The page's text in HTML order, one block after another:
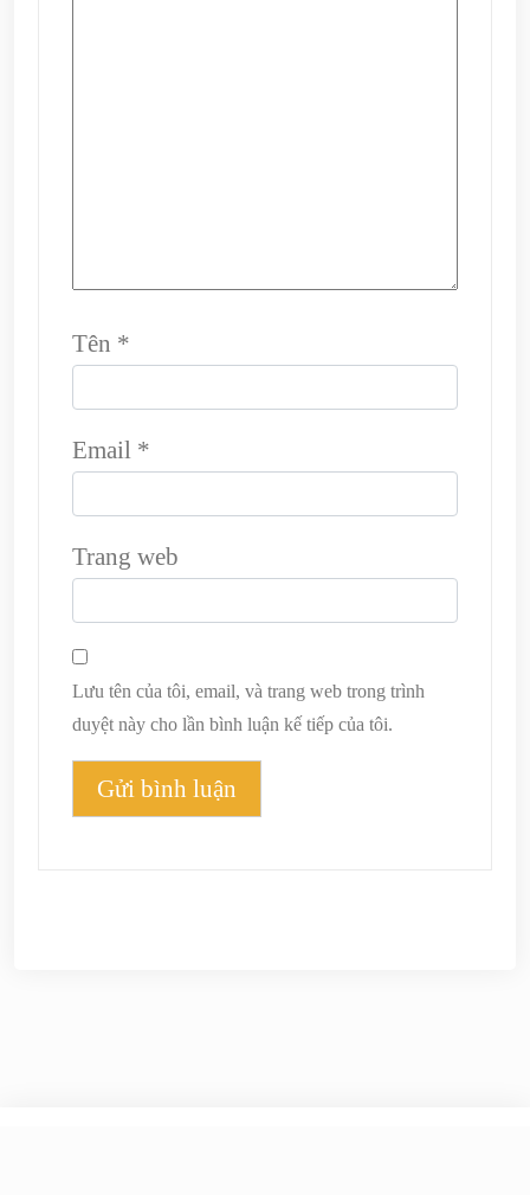
Tên *
Email *
Trang web
Lưu tên của tôi, email, và trang web trong trình
duyệt này cho lần bình luận kế tiếp của tôi.